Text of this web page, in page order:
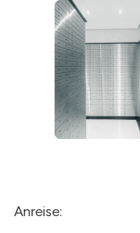
Anreise: